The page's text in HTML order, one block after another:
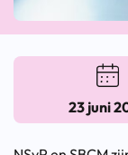
23 juni